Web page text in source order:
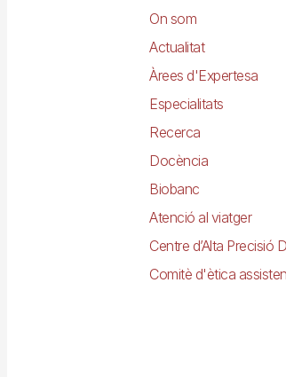
On som
Actualitat
Àrees d'Expertesa
Especialitats
Recerca
Docència
Biobanc
Atenció al viatger
Centre d’Alta Precisió
Comitè d'ètica